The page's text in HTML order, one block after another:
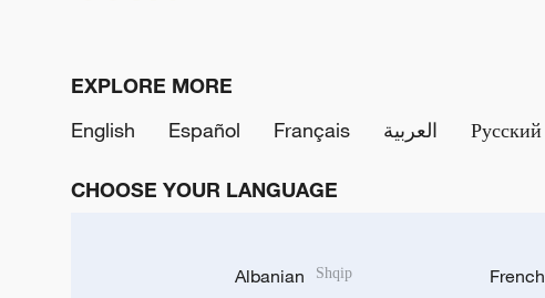
EXPLORE MORE
English
Español Français العربية Русский
CHOOSE YOUR LANGUAGE
Albanian Shqip French